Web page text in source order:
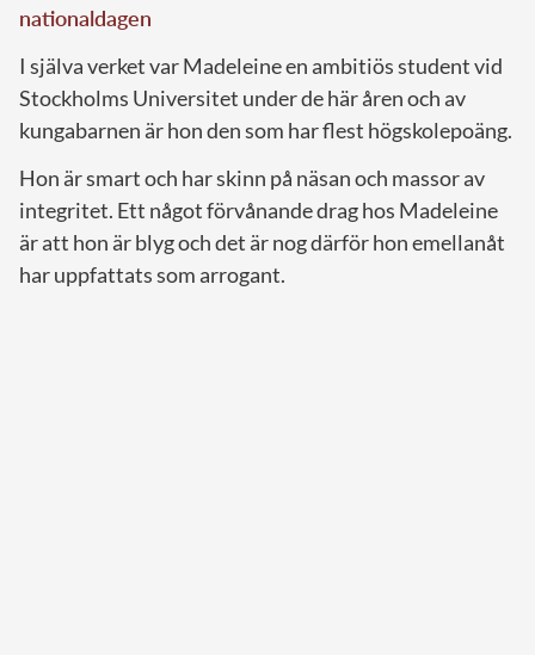
nationaldagen
I själva verket var Madeleine en ambitiös student vid
Stockholms Universitet under de här åren och av
kungabarnen är hon den som har flest högskolepoäng.
Hon är smart och har skinn på näsan och massor av
integritet. Ett något förvånande drag hos Madeleine
är att hon är blyg och det är nog därför hon emellanåt
har uppfattats som arrogant.